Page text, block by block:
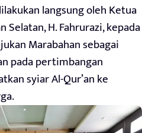
langsung oleh Ketua
Selatan, H. Fahrurazi, kepada
Marabahan sebagai
pada pertimbangan
syiar Al-Qur’an ke